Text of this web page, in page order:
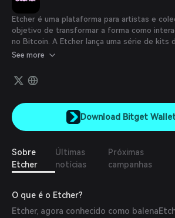
Español
Português (Brasil)
Español (Argentina)
Etcher é uma plataforma para artistas e
objetivo de transformar a forma como
no Bitcoin. A Etcher lança uma série de kits
iniciantes, que ajudam os artistas a gravar
usuário, e gerar receita a partir disso.
See more
Download Bitget
Sobre
Etcher
Últimas
notícias
Próximas
campanhas
O que é o Etcher?
Etcher, agora conhecido como